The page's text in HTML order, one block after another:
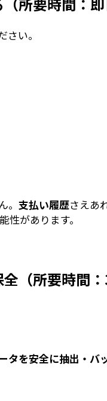
い。
支払い履歴さえあ
性があります。
（所要時間：
タを安全に抽出・バ